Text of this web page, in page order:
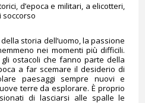
d’epoca e militari, a elicotteri,
soccorso
storia dell’uomo, la passione
nei momenti più difficili.
ostacoli che fanno parte della
a far scemare il desiderio di
paesaggi sempre nuovi e
terre da esplorare. È proprio
di lasciarsi alle spalle le